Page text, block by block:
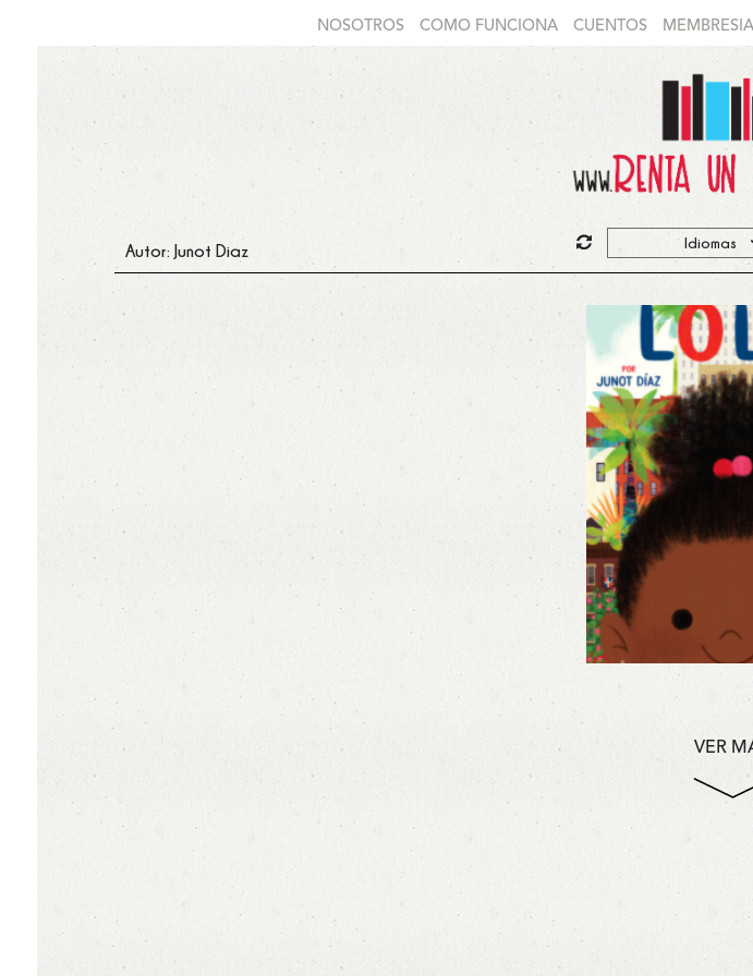
NOSOTROS COMO FUNCIONA CUENTOS
Autor: Junot Diaz
VER